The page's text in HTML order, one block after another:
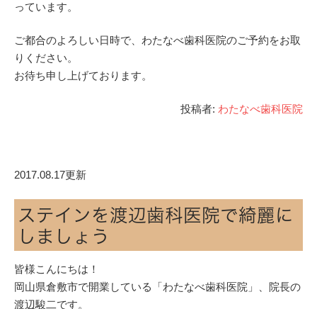
っています。
ご都合のよろしい日時で、わたなべ歯科医院のご予約をお取
りください。
お待ち申し上げております。
投稿者: わたなべ歯科医院
2017.08.17更新
ステインを渡辺歯科医院で綺麗に
しましょう
皆様こんにちは！
岡山県倉敷市で開業している「わたなべ歯科医院」、院長の
渡辺駿二です。